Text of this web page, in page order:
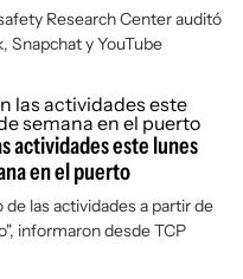
Research Center auditó
Snapchat y YouTube
actividades este lunes
en el puerto
las actividades a partir de
informaron desde TCP